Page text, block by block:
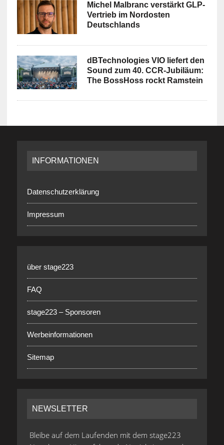
Michel Malbranc verstärkt GLP-
Vertrieb im Nordosten
Deutschlands
dBTechnologies VIO liefert den
Sound zum 40. CCR-Jubiläum:
The BossHoss rockt Ramstein
INFORMATIONEN
Datenschutzerklärung
Impressum
über stage223
FAQ
stage223 – Sponsoren
Werbeinformationen
Sitemap
NEWSLETTER
Bleibe auf dem Laufenden mit dem stage223